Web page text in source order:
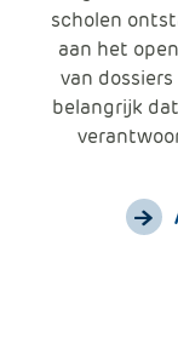
scholen
aan het
van
belangrijk